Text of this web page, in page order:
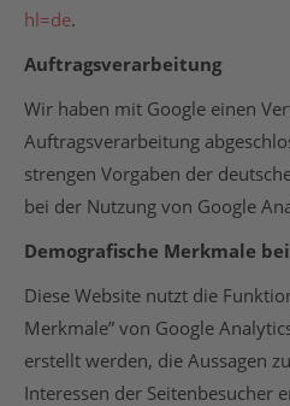
hl=de.
Auftragsverarbeitung
Wir haben mit Google einen
Auftragsverarbeitung
strengen Vorgaben der
bei der Nutzung von Google
Demografische Merkmale
Diese Website nutzt die
Merkmale” von Google
erstellt werden, die Aussagen
Interessen der Seitenbesucher